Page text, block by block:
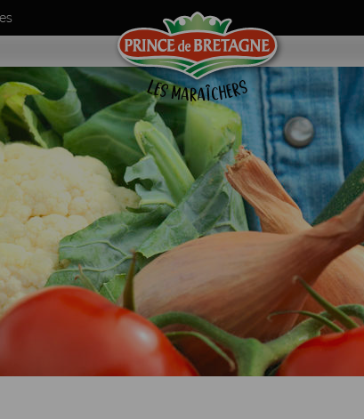
maraîchers